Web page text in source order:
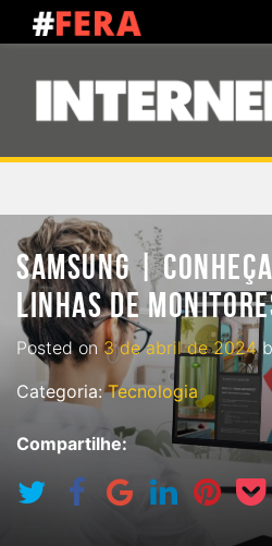
SAMSUNG |
LINHAS DE
Posted on3 de abril de 2024
Categoria:Tecnologia
Compartilhe: